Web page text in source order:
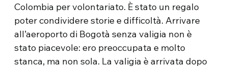
Colombia per volontariato. È stato un regalo
poter condividere storie e difficoltà. Arrivare
all’aeroporto di Bogotà senza valigia non è
stato piacevole: ero preoccupata e molto
stanca, ma non sola. La valigia è arrivata dopo